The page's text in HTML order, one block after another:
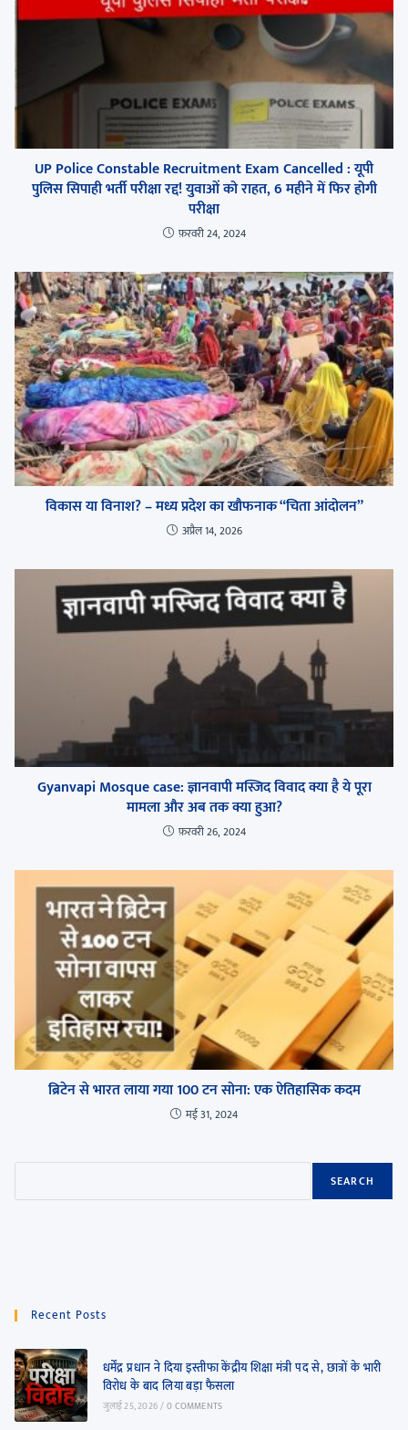
UP Police Constable Recruitment Exam Cancelled : यूपी
पुलिस सिपाही भर्ती परीक्षा रद्द! युवाओं को राहत, 6 महीने में फिर होगी
परीक्षा
फ़रवरी 24, 2024
विकास या विनाश? – मध्य प्रदेश का खौफनाक “चिता आंदोलन”
अप्रैल 14, 2026
Gyanvapi Mosque case: ज्ञानवापी मस्जिद विवाद क्या है ये पूरा
मामला और अब तक क्या हुआ?
फ़रवरी 26, 2024
ब्रिटेन से भारत लाया गया 100 टन सोना: एक ऐतिहासिक कदम
मई 31, 2024
SEARCH
Recent Posts
धर्मेंद्र प्रधान ने दिया इस्तीफा केंद्रीय शिक्षा मंत्री पद से, छात्रों के भारी
विरोध के बाद लिया बड़ा फैसला
जुलाई 25, 2026/0 COMMENTS